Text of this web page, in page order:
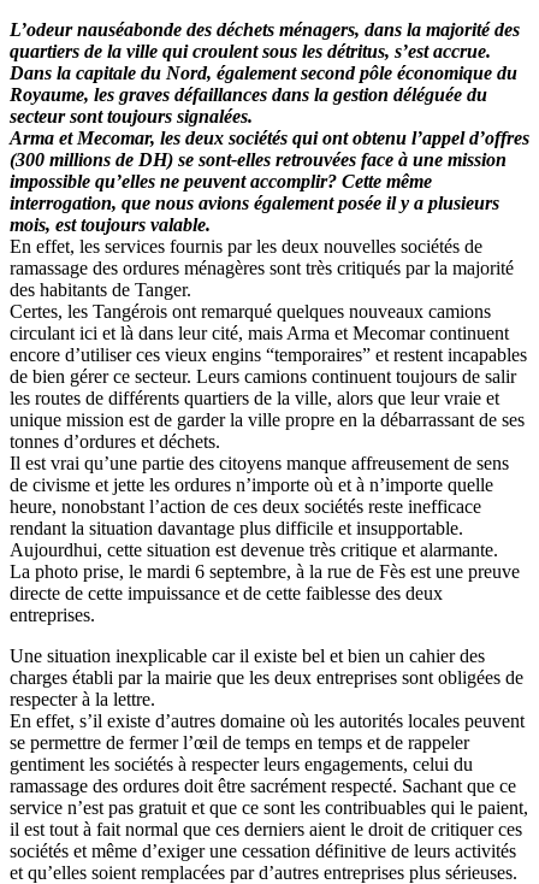
L’odeur nauséabonde des déchets ménagers, dans la majorité des
quartiers de la ville qui croulent sous les détritus, s’est accrue.
Dans la capitale du Nord, également second pôle économique du
Royaume, les graves défaillances dans la gestion déléguée du
secteur sont toujours signalées.
Arma et Mecomar, les deux sociétés qui ont obtenu l’appel d’offres
(300 millions de DH) se sont-elles retrouvées face à une mission
impossible qu’elles ne peuvent accomplir? Cette même
interrogation, que nous avions également posée il y a plusieurs
mois, est toujours valable.
En effet, les services fournis par les deux nouvelles sociétés de
ramassage des ordures ménagères sont très critiqués par la majorité
des habitants de Tanger.
Certes, les Tangérois ont remarqué quelques nouveaux camions
circulant ici et là dans leur cité, mais Arma et Mecomar continuent
encore d’utiliser ces vieux engins “temporaires” et restent incapables
de bien gérer ce secteur. Leurs camions continuent toujours de salir
les routes de différents quartiers de la ville, alors que leur vraie et
unique mission est de garder la ville propre en la débarrassant de ses
tonnes d’ordures et déchets.
Il est vrai qu’une partie des citoyens manque affreusement de sens
de civisme et jette les ordures n’importe où et à n’importe quelle
heure, nonobstant l’action de ces deux sociétés reste inefficace
rendant la situation davantage plus difficile et insupportable.
Aujourdhui, cette situation est devenue très critique et alarmante.
La photo prise, le mardi 6 septembre, à la rue de Fès est une preuve
directe de cette impuissance et de cette faiblesse des deux
entreprises.
Une situation inexplicable car il existe bel et bien un cahier des
charges établi par la mairie que les deux entreprises sont obligées de
respecter à la lettre.
En effet, s’il existe d’autres domaine où les autorités locales peuvent
se permettre de fermer l’œil de temps en temps et de rappeler
gentiment les sociétés à respecter leurs engagements, celui du
ramassage des ordures doit être sacrément respecté. Sachant que ce
service n’est pas gratuit et que ce sont les contribuables qui le paient,
il est tout à fait normal que ces derniers aient le droit de critiquer ces
sociétés et même d’exiger une cessation définitive de leurs activités
et qu’elles soient remplacées par d’autres entreprises plus sérieuses.